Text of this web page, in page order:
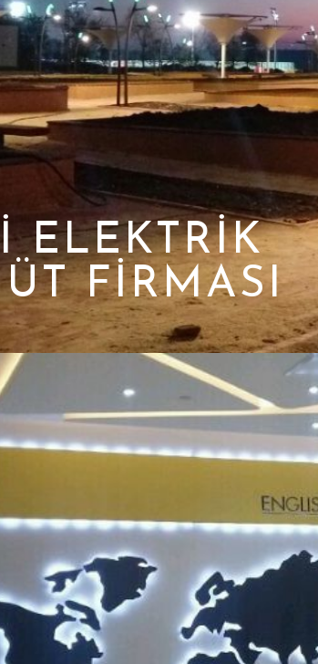
ELEKTRIK
FIRMASI